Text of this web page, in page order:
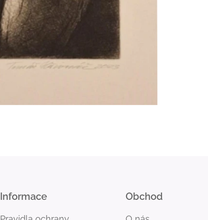
Informace Obchod